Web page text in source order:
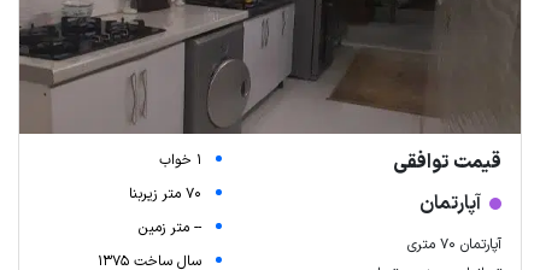
قیمت توافقی
آپارتمان
آپارتمان 70 متری
1 خواب
70 متر زیربنا
-- متر زمین
سال ساخت 1375